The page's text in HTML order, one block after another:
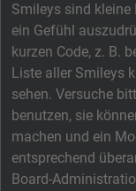
Smileys sind kleine
ein Gefühl
kurzen Code, z. B.
Liste aller Smileys
sehen. Versuche
benutzen, sie
machen und ein
entsprechend
Board-